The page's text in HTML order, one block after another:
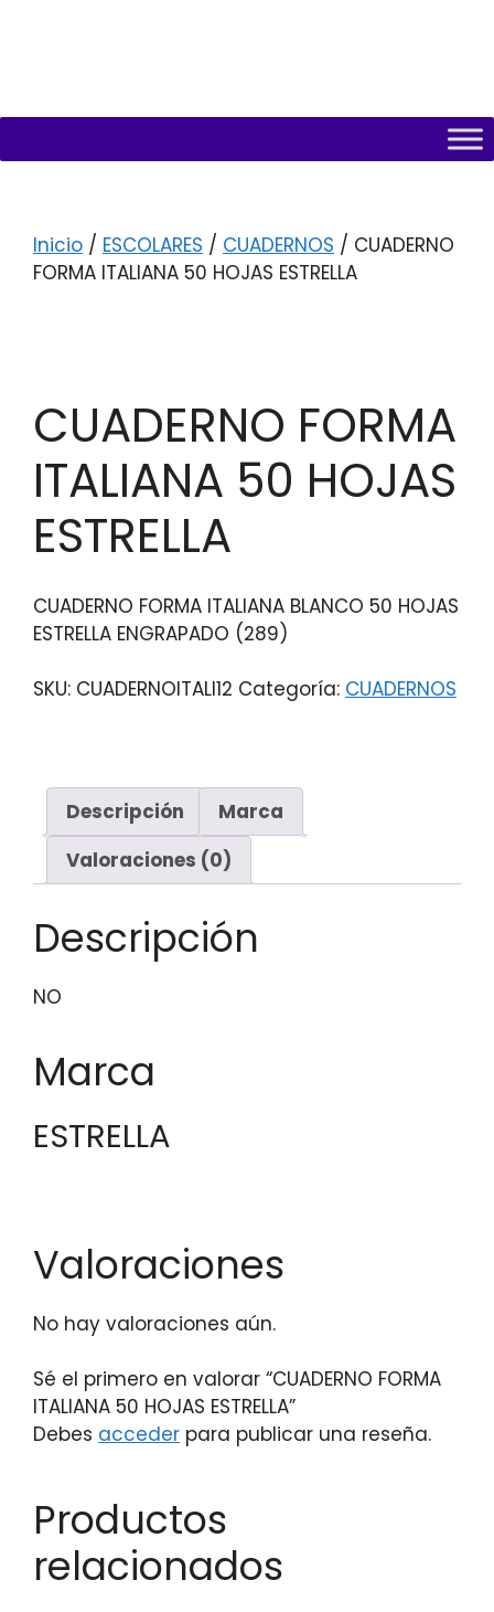
Inicio / ESCOLARES / CUADERNOS / CUADERNO
FORMA ITALIANA 50 HOJAS ESTRELLA
CUADERNO FORMA
ITALIANA 50 HOJAS
ESTRELLA
CUADERNO FORMA ITALIANA BLANCO 50 HOJAS
ESTRELLA ENGRAPADO (289)
SKU: CUADERNOITALI12 Categoría: CUADERNOS
Descripción
Marca
Valoraciones (0)
Descripción
NO
Marca
ESTRELLA
Valoraciones
No hay valoraciones aún.
Sé el primero en valorar “CUADERNO FORMA
ITALIANA 50 HOJAS ESTRELLA”
Debes acceder para publicar una reseña.
Productos
relacionados